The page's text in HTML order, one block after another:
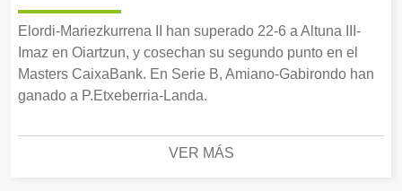
Elordi-Mariezkurrena II han superado 22-6 a Altuna III-
Imaz en Oiartzun, y cosechan su segundo punto en el
Masters CaixaBank. En Serie B, Amiano-Gabirondo han
ganado a P.Etxeberria-Landa.
VER MÁS